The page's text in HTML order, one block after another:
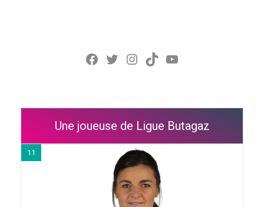
Facebook
Twitter
Instagram
TikTokYouTube
Une joueuse de Ligue Butagaz
11